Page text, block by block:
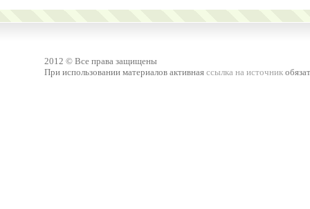
2012 © Все права защищены
При использовании материалов активная ссылка на источник